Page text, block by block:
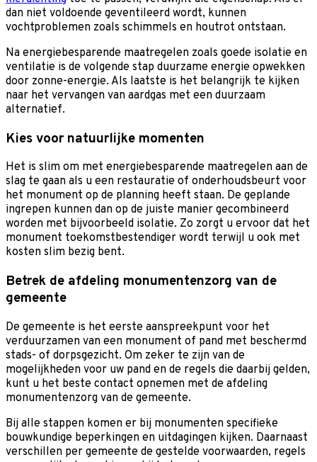
dan niet voldoende geventileerd wordt, kunnen
vochtproblemen zoals schimmels en houtrot ontstaan.
Na energiebesparende maatregelen zoals goede isolatie en
ventilatie is de volgende stap duurzame energie opwekken
door zonne-energie. Als laatste is het belangrijk te kijken
naar het vervangen van aardgas met een duurzaam
alternatief.
Kies voor natuurlijke momenten
Het is slim om met energiebesparende maatregelen aan de
slag te gaan als u een restauratie of onderhoudsbeurt voor
het monument op de planning heeft staan. De geplande
ingrepen kunnen dan op de juiste manier gecombineerd
worden met bijvoorbeeld isolatie. Zo zorgt u ervoor dat het
monument toekomstbestendiger wordt terwijl u ook met
kosten slim bezig bent.
Betrek de afdeling monumentenzorg van de
gemeente
De gemeente is het eerste aanspreekpunt voor het
verduurzamen van een monument of pand met beschermd
stads- of dorpsgezicht. Om zeker te zijn van de
mogelijkheden voor uw pand en de regels die daarbij gelden,
kunt u het beste contact opnemen met de afdeling
monumentenzorg van de gemeente.
Bij alle stappen komen er bij monumenten specifieke
bouwkundige beperkingen en uitdagingen kijken. Daarnaast
verschillen per gemeente de gestelde voorwaarden, regels